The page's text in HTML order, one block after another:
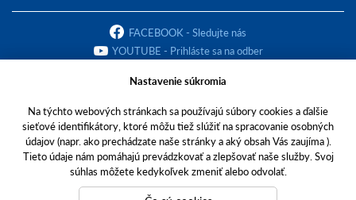
FACEBOOK - Sledujte nás
YOUTUBE - Prihláste sa na odber
Copyright © 2023 AGROTEC Slovensko s.r.o.
Toto sú internetové stránky spoločnosti AGROTEC Slovensko s.r.o., so
sídlom v Pohraniciach, Zlatomoravecká cesta 431, PSČ 951 02, IČO
31445942,
Nastavenie súkromia
Na týchto webových stránkach sa používajú súbory cookies a ďalšie
sieťové identifikátory, ktoré môžu tiež slúžiť na spracovanie osobných
údajov (napr. ako prechádzate naše stránky a aký obsah Vás zaujíma ).
Tieto údaje nám pomáhajú prevádzkovať a zlepšovať naše služby. Svoj
súhlas môžete kedykoľvek zmeniť alebo odvolať.